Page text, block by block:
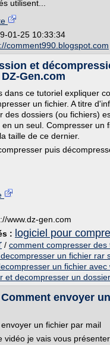
utilisent...
01-25 10:33:34
comment990.blogspot.com
et
Gen.com
dans ce tutoriel expliquer
un fichier. A titre
des dossiers (ou fichiers)
un seul. Compresser un
taille de ce dernier.
puis
www.dz-gen.com
: logiciel pour
/ comment compresser des
un fichier rar
un fichier avec
et decompresser un dossier
envoyer
un fichier par mail
vidéo je vais vous